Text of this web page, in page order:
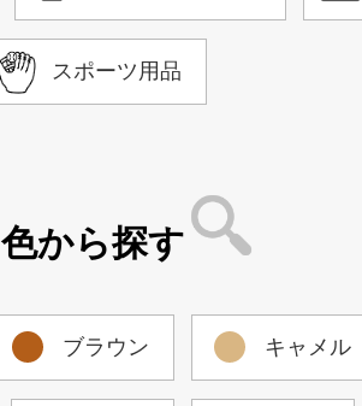
スポーツ用品
色から探す
ブラウン キャメル